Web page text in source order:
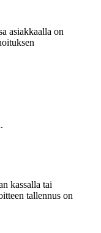
asiakkaalla on
kassalla tai
tallennus on